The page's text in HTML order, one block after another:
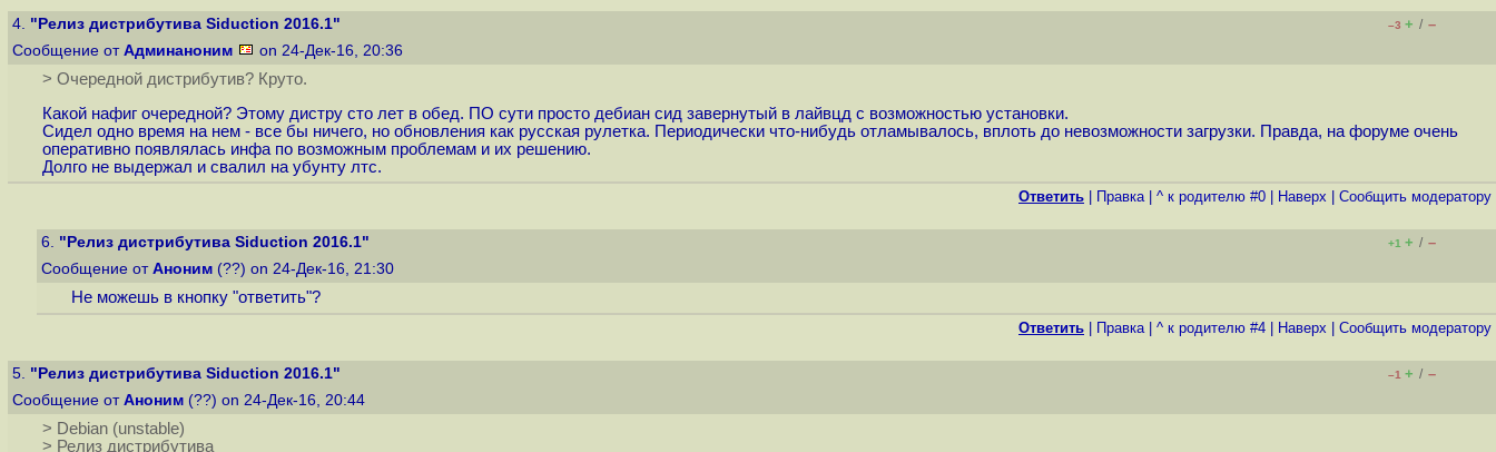
4. "Релиз дистрибутива Siduction 2016.1" –3 + / –
Сообщение от Админаноним on 24-Дек-16, 20:36
> Очередной дистрибутив? Круто.
Какой нафиг очередной? Этому дистру сто лет в обед. ПО сути просто дебиан сид завернутый в лайвцд с возможностью установки.
Сидел одно время на нем - все бы ничего, но обновления как русская рулетка. Периодически что-нибудь отламывалось, вплоть до невозможности загрузки. Правда, на форуме очень
оперативно появлялась инфа по возможным проблемам и их решению.
Долго не выдержал и свалил на убунту лтс.
Ответить Правка| ^ к родителю #0 Наверх Cообщить модератору
6. "Релиз дистрибутива Siduction 2016.1" +1 + / –
Сообщение от Аноним (??) on 24-Дек-16, 21:30
Не можешь в кнопку "ответить"?
Ответить Правка| ^ к родителю #4 Наверх Cообщить модератору
5. "Релиз дистрибутива Siduction 2016.1" –1 + / –
Сообщение от Аноним (??) on 24-Дек-16, 20:44
> Debian (unstable)
> Релиз дистрибутива